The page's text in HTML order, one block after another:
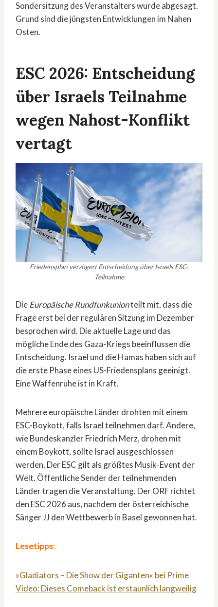
Sondersitzung des Veranstalters wurde abgesagt.
Grund sind die jüngsten Entwicklungen im Nahen
Osten.
ESC 2026: Entscheidung
über Israels Teilnahme
wegen Nahost-Konflikt
vertagt
Friedensplan verzögert Entscheidung über Israels ESC-
Teilnahme
DieEuropäische Rundfunkunionteilt mit, dass die
Frage erst bei der regulären Sitzung im Dezember
besprochen wird. Die aktuelle Lage und das
mögliche Ende des Gaza-Kriegs beeinflussen die
Entscheidung. Israel und die Hamas haben sich auf
die erste Phase eines US-Friedensplans geeinigt.
Eine Waffenruhe ist in Kraft.
Mehrere europäische Länder drohten mit einem
ESC-Boykott, falls Israel teilnehmen darf. Andere,
wie Bundeskanzler Friedrich Merz, drohen mit
einem Boykott, sollte Israel ausgeschlossen
werden. Der ESC gilt als größtes Musik-Event der
Welt. Öffentliche Sender der teilnehmenden
Länder tragen die Veranstaltung. Der ORF richtet
den ESC 2026 aus, nachdem der österreichische
Sänger JJ den Wettbewerb in Basel gewonnen hat.
Lesetipps:
»Gladiators – Die Show der Giganten« bei Prime
Video: Dieses Comeback ist erstaunlich langweilig